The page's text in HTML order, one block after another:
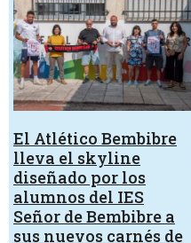
El Atlético Bembibre
lleva el skyline
diseñado por los
alumnos del IES
Señor de Bembibre a
sus nuevos carnés de